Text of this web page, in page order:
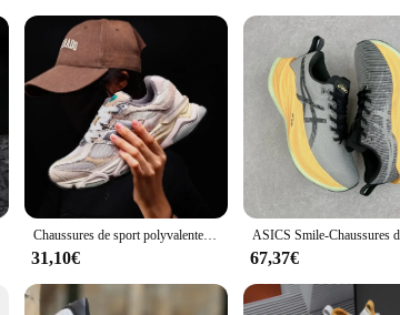
Chaussures de sport polyvalentes à la mode et confortables, semelle souple, rehausseur de hauteur, décontracté, meilleure vente
31,10€ 67,37€